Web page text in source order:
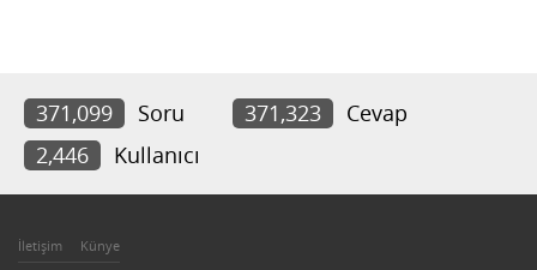
371,099 Soru 371,323
Cevap
2,446
Kullanıcı
İletişim Künye